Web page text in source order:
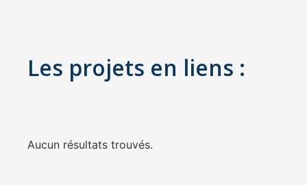
Les projets en liens :
Aucun résultats trouvés.